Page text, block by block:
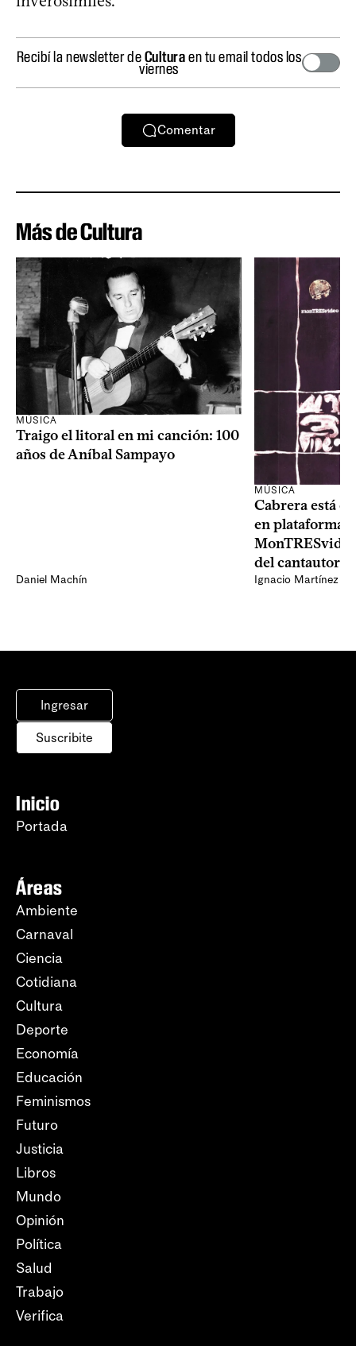
Recibí la newsletter deCulturaen tu email todos los
viernes
Comentar
Más de Cultura
MÚSICA
Traigo el litoral en mi canción: 100
años de Aníbal Sampayo
Daniel Machín
MÚSICA
Cabrera está
en plataformas
del cantautor
Ignacio Martínez
Ingresar
Suscribite
Inicio
Portada
Áreas
Ambiente
Carnaval
Ciencia
Cotidiana
Cultura
Deporte
Economía
Educación
Feminismos
Futuro
Justicia
Libros
Mundo
Opinión
Política
Salud
Trabajo
Verifica